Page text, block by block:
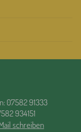
07582 91333
934151
schreiben